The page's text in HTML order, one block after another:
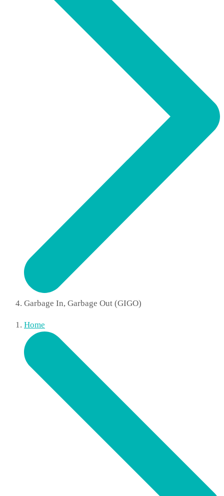
Garbage In, Garbage Out (GIGO)
Home